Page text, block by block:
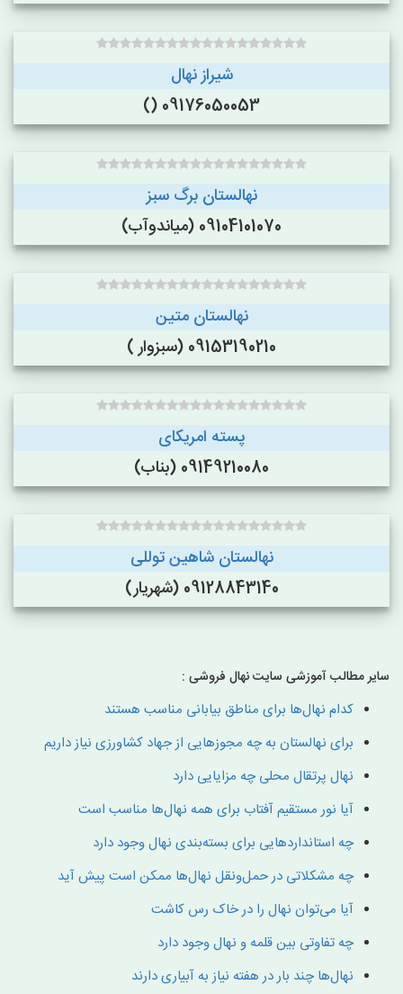
شیراز نهال
09176050053 ()
نهالستان برگ سبز
09104101070 (میاندوآب)
نهالستان متین
09153190210 (سبزوار )
پسته امریکای
09149210080 (بناب)
نهالستان شاهین توللی
09128843140 (شهریار)
سایر مطالب آموزشی سایت نهال فروشی :
کدام نهال‌ها برای مناطق بیابانی مناسب هستند
برای نهالستان به چه مجوزهایی از جهاد کشاورزی نیاز داریم
نهال پرتقال محلی چه مزایایی دارد
آیا نور مستقیم آفتاب برای همه نهال‌ها مناسب است
چه استانداردهایی برای بسته‌بندی نهال وجود دارد
چه مشکلاتی در حمل‌ونقل نهال‌ها ممکن است پیش آید
آیا می‌توان نهال را در خاک رس کاشت
چه تفاوتی بین قلمه و نهال وجود دارد
نهال‌ها چند بار در هفته نیاز به آبیاری دارند